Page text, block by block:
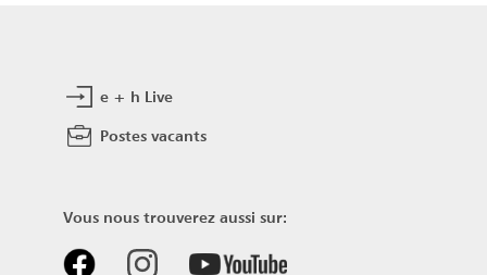
e + h Live
Postes vacants
Vous nous trouverez aussi sur: